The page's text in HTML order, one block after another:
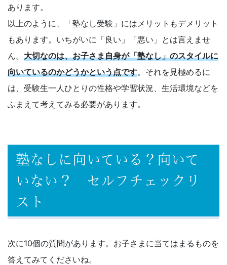
取
り
組
め
る
皆
あります。
以上のように、「塾なし受験」にはメリットもデメリット
もあります。いちがいに「良い」「悪い」とは言えませ
ん。 大切なのは、お子さま自身が「塾なし」のスタイルに
向いているのかどうかという点です。それを見極めるに
は、受験生一人ひとりの性格や学習状況、生活環境などを
ふまえて考えてみる必要があります。
塾なしに向いている？向いて
いない？ セルフチェックリ
スト
次に10個の質問があります。お子さまに当てはまるものを
答えてみてくださいね。